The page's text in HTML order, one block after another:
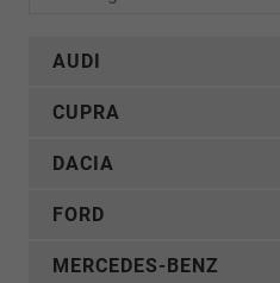
AUDI
CUPRA
DACIA
FORD
MERCEDES-BENZ